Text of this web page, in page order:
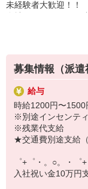
【選べるお仕事いろ
▼工場・製造・軽
機械/食品製造・梱
▼美容系
眉毛サロンのアイ
▼営業・販売
法人営業・アパレ
▼人気案件も多数♪
短期・期間限定・
上場/優良/大手企
【スマホ面接実施中
￣￣￣￣￣￣￣￣￣
未経験者大歓迎！！
るかを聞くだけの簡
PC操作もなし！！！
募集情報（派遣
給与
時給1200円〜1500
※別途インセンテ
※残業代支給
★交通費別途支給（
゜+゜・。○。・゜
入社祝い金10万円